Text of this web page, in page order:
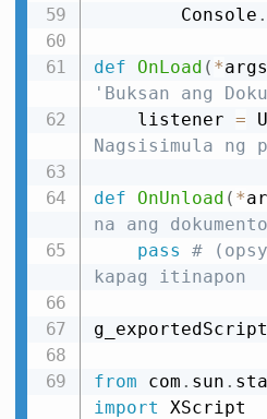
        Console
.
def OnLoad ( *args
'Buksan ang
    listener
=
Nagsisimula ng
def OnUnload ( *
na ang
pass
#
kapag itinapon
from com . sun .
import